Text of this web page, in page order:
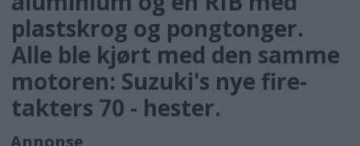
plastskrog og pongtonger.
Alle ble kjørt med den samme
motoren: Suzuki's nye fire-
takters 70 - hester.